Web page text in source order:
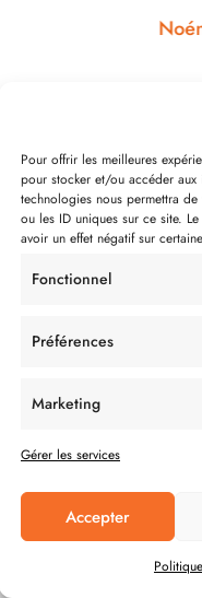
Pour offrir les meilleures
pour stocker et/ou accéder
technologies nous permettra
ou les ID uniques sur ce site.
avoir un effet négatif sur
Fonctionnel
Préférences
Marketing
Gérer les services
Accepter
POLITIQUE